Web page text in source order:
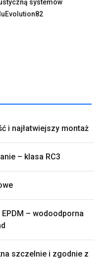
systemów
i najłatwiejszy montaż
– klasa RC3
– wodoodporna
szczelnie i zgodnie z